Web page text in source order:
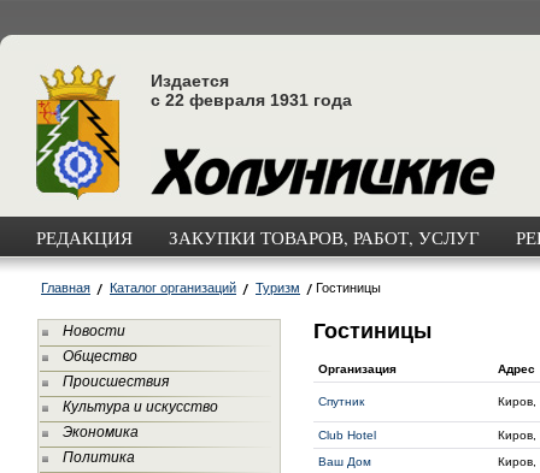
Издается
с 22 февраля 1931 года
РЕДАКЦИЯ ЗАКУПКИ ТОВАРОВ, РАБОТ, УСЛУГ
Главная Каталог организаций Туризм Гостиницы
Новости
Общество
Происшествия
Культура и искусство
Экономика
Политика
Гостиницы
Организация Адрес
Спутник Киров,
Club Hotel
Киров,
Ваш Дом